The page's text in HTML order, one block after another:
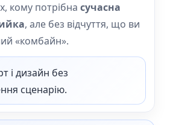
кому потрібна сучасна
, але без відчуття, що ви
«комбайн».
і дизайн без
сценарію.